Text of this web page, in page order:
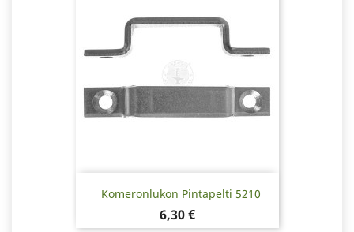
Komeronlukon Pintapelti 5210
Hinta
6,30 €